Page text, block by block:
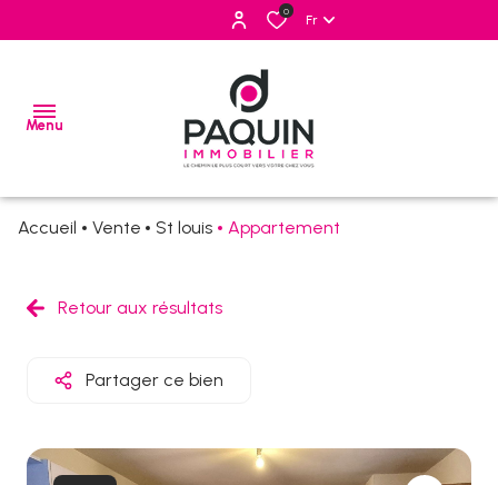
0
Fr
Menu
mail
Accueil Vente St louis Appartement
Retour aux résultats
Partager ce bien